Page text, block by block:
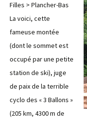
Filles > Plancher-Bas
La voici, cette
fameuse montée
(dont le sommet est
occupé par une petite
station de ski), juge
de paix de la terrible
cyclo des « 3 Ballons »
(205 km, 4300 m de